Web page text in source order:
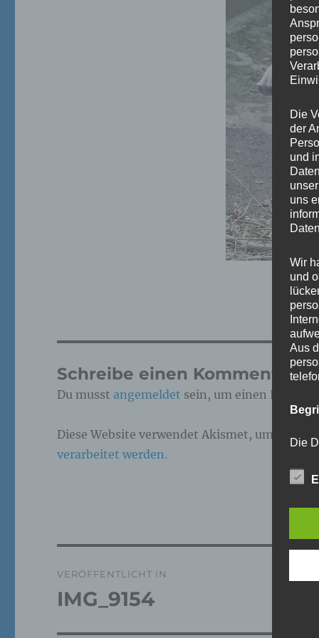
Schreibe einen Kommentar
Du musst angemeldet sein, um einen
Diese Website verwendet Akismet, um Spam
verarbeitet werden.
VERÖFFENTLICHT IN
IMG_9154
Die
der
und
uns
Wir
und
Aus
Die
dies
Wir